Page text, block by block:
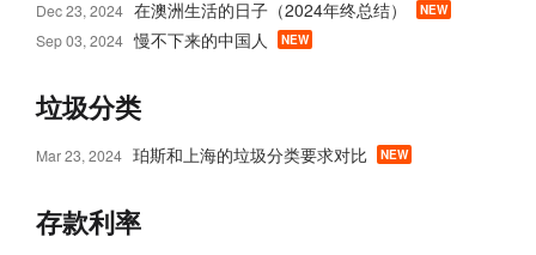
Dec 23, 2024 在澳洲生活的日子（2024年终总结） NEW
Sep 03, 2024 慢不下来的中国人 NEW
垃圾分类
Mar 23, 2024 珀斯和上海的垃圾分类要求对比 NEW
存款利率